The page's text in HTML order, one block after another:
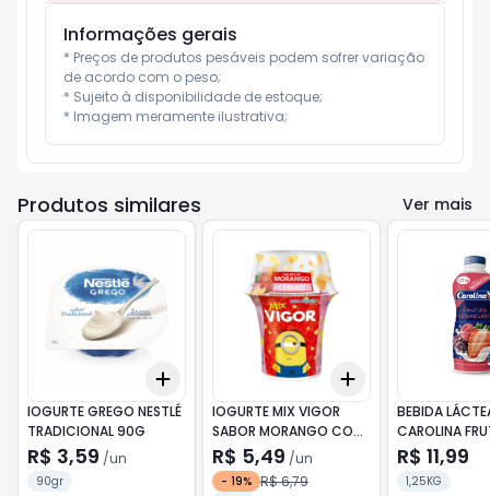
Informações gerais
* Preços de produtos pesáveis podem sofrer variação
de acordo com o peso;
* Sujeito à disponibilidade de estoque;
* Imagem meramente ilustrativa;
Produtos similares Ver mais
10
Add
IOGURTE GREGO NESTLÉ
TRADICIONAL 90G
R$ 3,59 /un
90gr
10
Add
IOGURTE MIX VIGOR
SABOR MORANGO COM
CEREAIS 140G
R$ 5,49 /un
- 19% R$ 6,79
BEBIDA
CAROLINA
VERMELHAS
R$ 11,99
1,25KG